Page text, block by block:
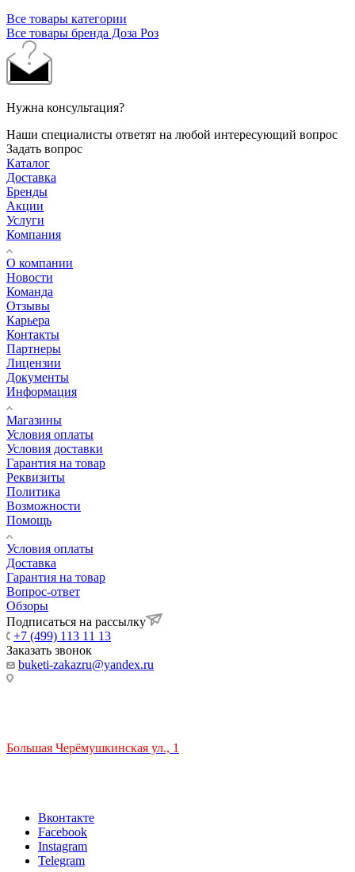
Все товары категории
Все товары бренда Доза Роз
Нужна консультация?
Наши специалисты ответят на любой интересующий вопрос
Задать вопрос
Каталог
Доставка
Бренды
Акции
Услуги
Компания
О компании
Новости
Команда
Отзывы
Карьера
Контакты
Партнеры
Лицензии
Документы
Информация
Магазины
Условия оплаты
Условия доставки
Гарантия на товар
Реквизиты
Политика
Возможности
Помощь
Условия оплаты
Доставка
Гарантия на товар
Вопрос-ответ
Обзоры
Подписаться на рассылку
+7 (499) 113 11 13
Заказать звонок
buketi-zakazru@yandex.ru
Большая Черёмушкинская ул., 1
Вконтакте
Facebook
Instagram
Telegram